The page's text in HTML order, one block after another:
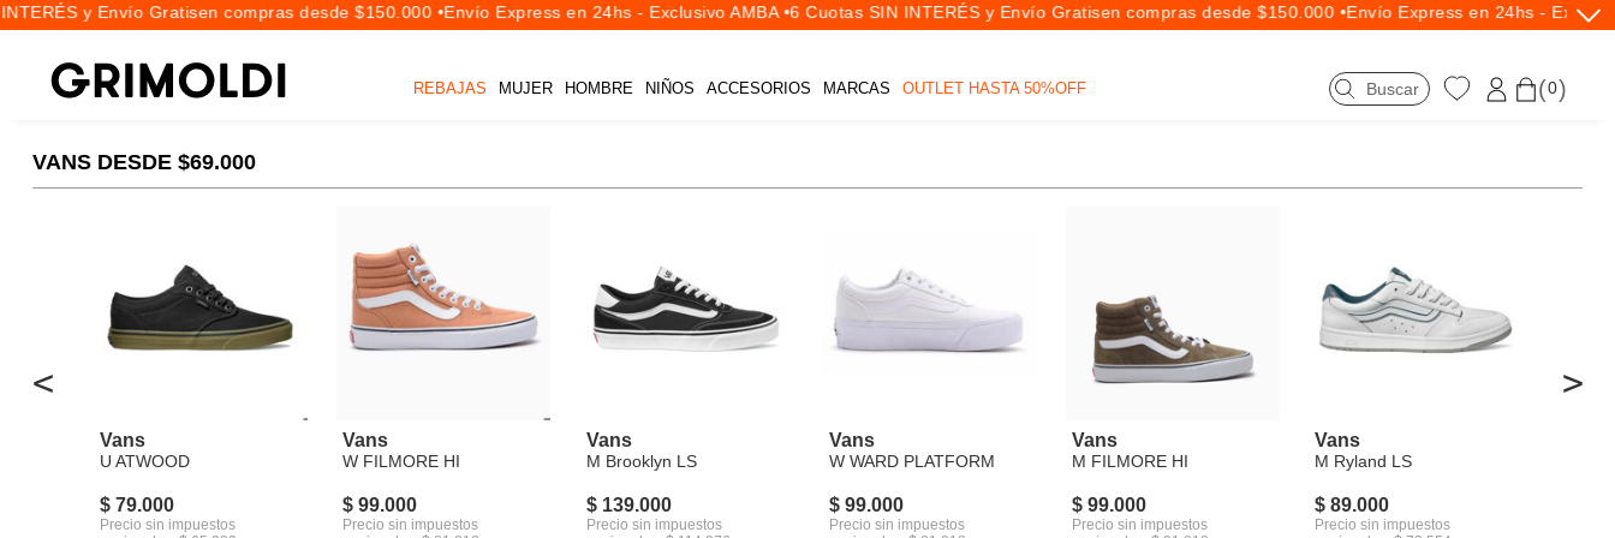
REBAJAS MUJER HOMBRE NIÑOS ACCESORIOS MARCAS OUTLET HASTA 50%OFF
y Envío Gratisen compras desde $150.000 • Envío Express en 24hs - Exclusivo AMBA •6 Cuotas SIN INTERÉS y Envío Gratisen compras desde $150.000 • Envío Express en 24hs -
0
VANS DESDE $69.000
<
Vans
U ATWOOD
$ 79.000
Precio sin impuestos
Vans
W FILMORE HI
$ 99.000
Precio sin impuestos
Vans
M Brooklyn LS
$ 139.000
Precio sin impuestos
Vans
W WARD PLATFORM
$ 99.000
Precio sin impuestos
Vans
M FILMORE HI
$ 99.000
Precio sin impuestos
Vans
M Ryland LS
$ 89.000
Precio sin impuestos
>